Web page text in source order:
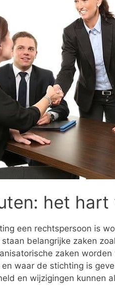
het
een rechtspersoon is
belangrijke zaken
zaken
waar de stichting is
en wijzigingen kunnen